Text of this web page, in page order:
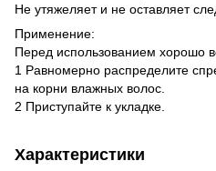
Не утяжеляет и не оставляет
Применение:
Перед использованием хорошо
1 Равномерно распределите
на корни влажных волос.
2 Приступайте к укладке.
Характеристики